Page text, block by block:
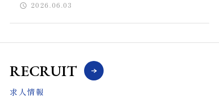
2026.06.03
RECRUIT
求人情報